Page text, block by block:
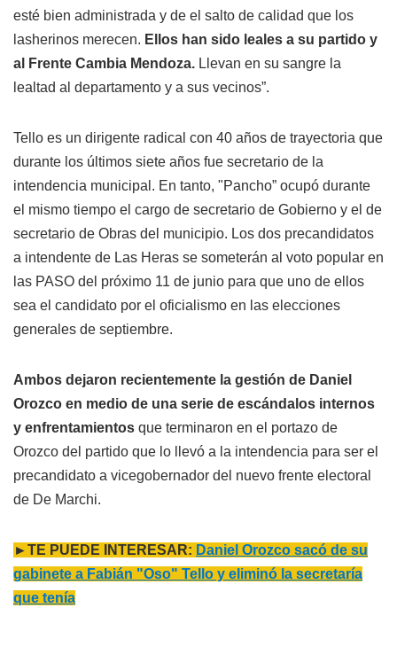
esté bien administrada y de el salto de calidad que los
lasherinos merecen. Ellos han sido leales a su partido y
al Frente Cambia Mendoza. Llevan en su sangre la
lealtad al departamento y a sus vecinos”.
Tello es un dirigente radical con 40 años de trayectoria que
durante los últimos siete años fue secretario de la
intendencia municipal. En tanto, "Pancho” ocupó durante
el mismo tiempo el cargo de secretario de Gobierno y el de
secretario de Obras del municipio. Los dos precandidatos
a intendente de Las Heras se someterán al voto popular en
las PASO del próximo 11 de junio para que uno de ellos
sea el candidato por el oficialismo en las elecciones
generales de septiembre.
Ambos dejaron recientemente la gestión de Daniel
Orozco en medio de una serie de escándalos internos
y enfrentamientos que terminaron en el portazo de
Orozco del partido que lo llevó a la intendencia para ser el
precandidato a vicegobernador del nuevo frente electoral
de De Marchi.
►TE PUEDE INTERESAR: Daniel Orozco sacó de su
gabinete a Fabián "Oso" Tello y eliminó la secretaría
que tenía